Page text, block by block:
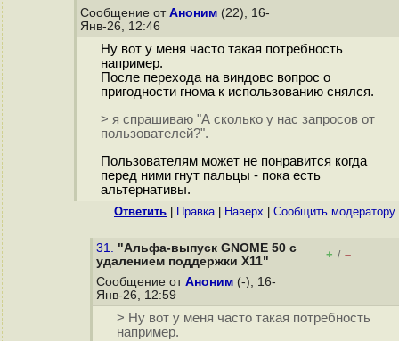
Сообщение от Аноним (22), 16-
Янв-26, 12:46
Ну вот у меня часто такая потребность
например.
После перехода на виндовс вопрос о
пригодности гнома к использованию снялся.
> я спрашиваю "А сколько у нас запросов от
пользователей?".
Пользователям может не понравится когда
перед ними гнут пальцы - пока есть
альтернативы.
Ответить Правка| Наверх Cообщить модератору
31. "Альфа-выпуск GNOME 50 с
удалением поддержки X11"
+ / –
Сообщение от Аноним (-), 16-
Янв-26, 12:59
> Ну вот у меня часто такая потребность
например.